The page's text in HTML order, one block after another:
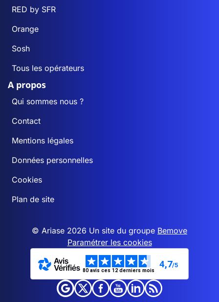
RED by SFR
Orange
Sosh
Tous les opérateurs
A propos
Qui sommes nous ?
Contact
Mentions légales
Données personnelles
Cookies
Plan de site
© Ariase 2026 Un site du groupe Bemove
Paramétrer les cookies
80 avis ces 12 derniers mois
4,7/5